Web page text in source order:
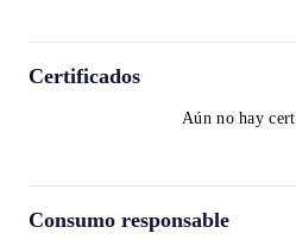
Certificados
Aún no hay
Consumo responsable